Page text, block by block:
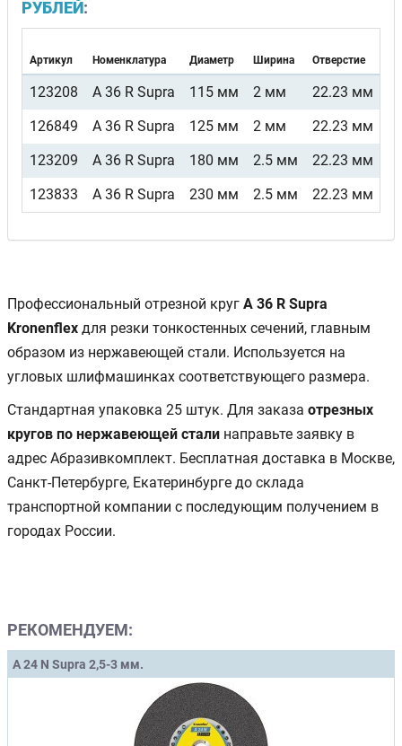
РУБЛЕЙ:
Артикул Номенклатура Диаметр Ширина Отверстие
123208 A 36 R Supra 115 мм 2 мм 22.23 мм
126849
A 36 R Supra 125 мм 2 мм 22.23 мм
123209
A 36 R Supra 180 мм 2.5 мм 22.23 мм
123833
A 36 R Supra 230 мм 2.5 мм 22.23 мм
Профессиональный отрезной круг A 36 R Supra
Kronenflex для резки тонкостенных сечений, главным
образом из нержавеющей стали. Используется на
угловых шлифмашинках соответствующего размера.
Стандартная упаковка 25 штук. Для заказа отрезных
кругов по нержавеющей стали направьте заявку в
адрес Абразивкомплект. Бесплатная доставка в Москве,
Санкт-Петербурге, Екатеринбурге до склада
транспортной компании с последующим получением в
городах России.
РЕКОМЕНДУЕМ:
A 24 N Supra 2,5-3 мм.